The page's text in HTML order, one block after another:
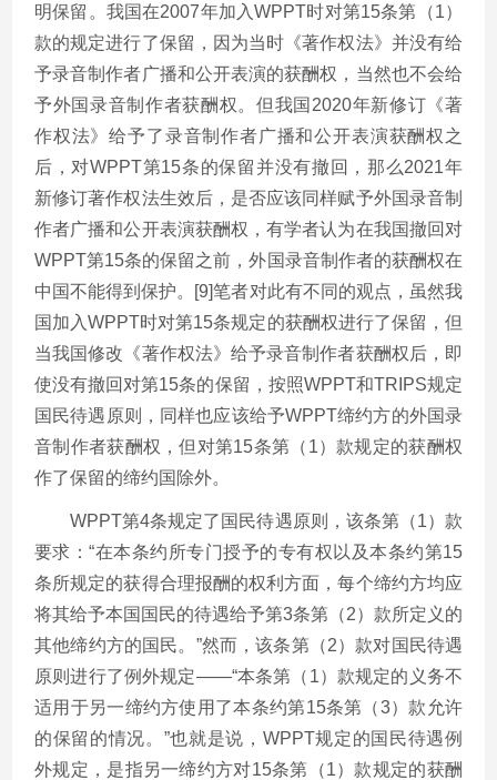
明保留。我国在2007年加入WPPT时对第15条第（1）
款的规定进行了保留，因为当时《著作权法》并没有给
予录音制作者广播和公开表演的获酬权，当然也不会给
予外国录音制作者获酬权。但我国2020年新修订《著
作权法》给予了录音制作者广播和公开表演获酬权之
后，对WPPT第15条的保留并没有撤回，那么2021年
新修订著作权法生效后，是否应该同样赋予外国录音制
作者广播和公开表演获酬权，有学者认为在我国撤回对
WPPT第15条的保留之前，外国录音制作者的获酬权在
中国不能得到保护。[9]笔者对此有不同的观点，虽然我
国加入WPPT时对第15条规定的获酬权进行了保留，但
当我国修改《著作权法》给予录音制作者获酬权后，即
使没有撤回对第15条的保留，按照WPPT和TRIPS规定
国民待遇原则，同样也应该给予WPPT缔约方的外国录
音制作者获酬权，但对第15条第（1）款规定的获酬权
作了保留的缔约国除外。
WPPT第4条规定了国民待遇原则，该条第（1）款
要求：“在本条约所专门授予的专有权以及本条约第15
条所规定的获得合理报酬的权利方面，每个缔约方均应
将其给予本国国民的待遇给予第3条第（2）款所定义的
其他缔约方的国民。”然而，该条第（2）款对国民待遇
原则进行了例外规定——“本条第（1）款规定的义务不
适用于另一缔约方使用了本条约第15条第（3）款允许
的保留的情况。”也就是说，WPPT规定的国民待遇例
外规定，是指另一缔约方对15条第（1）款规定的获酬